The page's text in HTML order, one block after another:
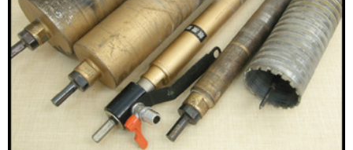
> 債務・任意整理担当の弁護士さまへ
> おもちゃ・ホビー・楽器等・マニア
品・コレクターズアイテム
> 厨房機器・店舗用品買取
> 骨董品・古美術品の査定